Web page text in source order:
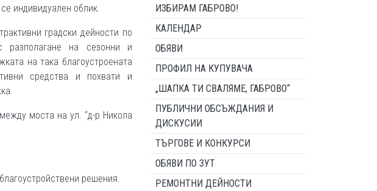
индивидуален облик.
градски дейности по
разполагане на сезонни и
на така благоустроената
средства и похвати и
моста на ул. “д-р Никола
решения.
ИЗБИРАМ ГАБРОВО!
КАЛЕНДАР
ОБЯВИ
ПРОФИЛ НА КУПУВАЧА
„ШАПКА ТИ СВАЛЯМЕ, ГАБРОВО“
ПУБЛИЧНИ ОБСЪЖДАНИЯ И
ДИСКУСИИ
ТЪРГОВЕ И КОНКУРСИ
ОБЯВИ ПО ЗУТ
РЕМОНТНИ ДЕЙНОСТИ